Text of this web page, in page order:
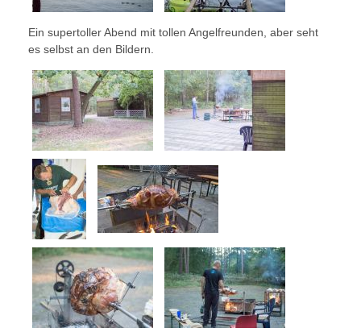
Ein supertoller Abend mit tollen Angelfreunden, aber seht
es selbst an den Bildern.